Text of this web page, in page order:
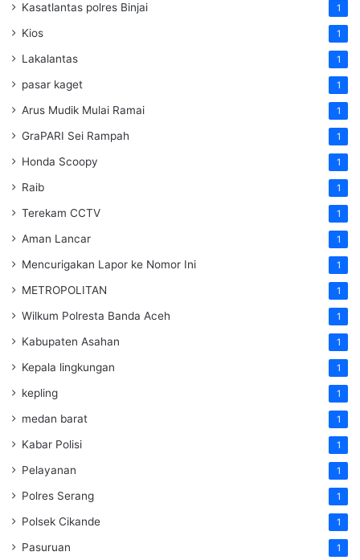
Kasatlantas polres Binjai 1
Kios 1
Lakalantas 1
pasar kaget 1
Arus Mudik Mulai Ramai 1
GraPARI Sei Rampah 1
Honda Scoopy 1
Raib 1
Terekam CCTV 1
Aman Lancar 1
Mencurigakan Lapor ke Nomor Ini 1
METROPOLITAN 1
Wilkum Polresta Banda Aceh 1
Kabupaten Asahan 1
Kepala lingkungan 1
kepling 1
medan barat 1
Kabar Polisi 1
Pelayanan 1
Polres Serang 1
Polsek Cikande 1
Pasuruan 1